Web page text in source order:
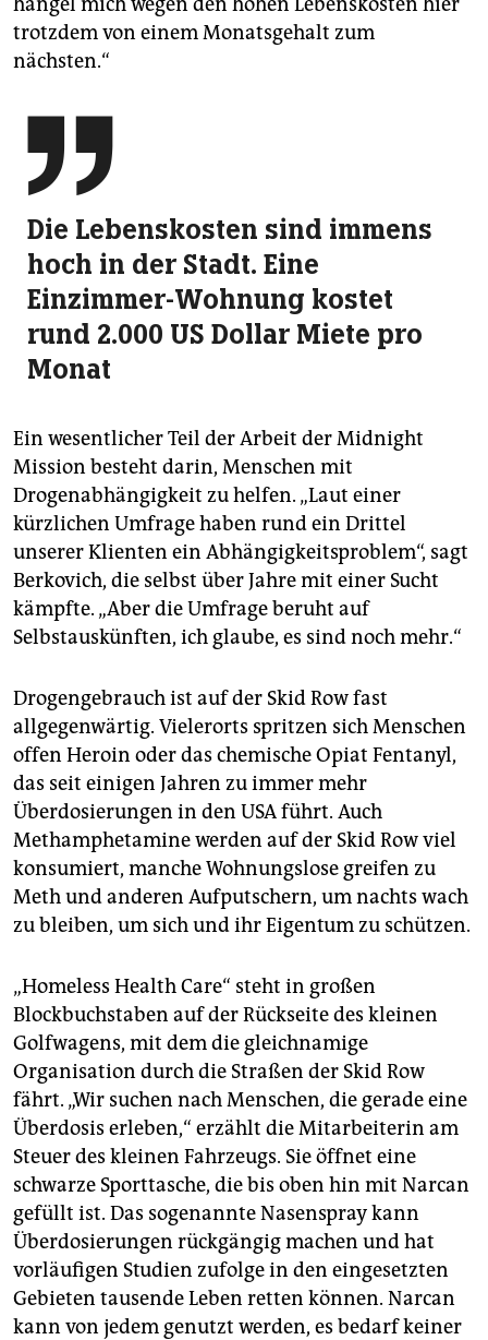
trotzdem von einem Monatsgehalt zum
nächsten.“

Die Lebenskosten sind immens
hoch in der Stadt. Eine
Einzimmer-Wohnung kostet
rund 2.000 US Dollar Miete pro
Monat
Ein wesentlicher Teil der Arbeit der Midnight
Mission besteht darin, Menschen mit
Drogenabhängigkeit zu helfen. „Laut einer
kürzlichen Umfrage haben rund ein Drittel
unserer Klienten ein Abhängigkeitsproblem“, sagt
Berkovich, die selbst über Jahre mit einer Sucht
kämpfte. „Aber die Umfrage beruht auf
Selbstauskünften, ich glaube, es sind noch mehr.“
Drogengebrauch ist auf der Skid Row fast
allgegenwärtig. Vielerorts spritzen sich Menschen
offen Heroin oder das chemische Opiat Fentanyl,
das seit einigen Jahren zu immer mehr
Überdosierungen in den USA führt. Auch
Methamphetamine werden auf der Skid Row viel
konsumiert, manche Wohnungslose greifen zu
Meth und anderen Aufputschern, um nachts wach
zu bleiben, um sich und ihr Eigentum zu schützen.
„Homeless Health Care“ steht in großen
Blockbuchstaben auf der Rückseite des kleinen
Golfwagens, mit dem die gleichnamige
Organisation durch die Straßen der Skid Row
fährt. „Wir suchen nach Menschen, die gerade eine
Überdosis erleben,“ erzählt die Mitarbeiterin am
Steuer des kleinen Fahrzeugs. Sie öffnet eine
schwarze Sporttasche, die bis oben hin mit Narcan
gefüllt ist. Das sogenannte Nasenspray kann
Überdosierungen rückgängig machen und hat
vorläufigen Studien zufolge in den eingesetzten
Gebieten tausende Leben retten können. Narcan
kann von jedem genutzt werden, es bedarf keiner